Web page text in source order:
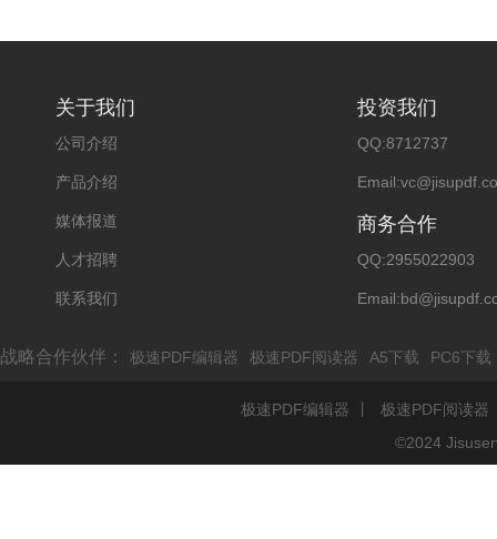
关于我们
公司介绍
产品介绍
媒体报道
人才招聘
联系我们
投资我们
QQ:8712737
商务合作
QQ:2955022903
战略合作伙伴： 极速PDF编辑器 极速PDF阅读器 A5下载 PC6下载
极速PDF编辑器 极速PDF阅读器
©2024